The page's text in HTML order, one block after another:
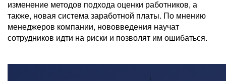
изменение методов подхода оценки работников, а
также, новая система заработной платы. По мнению
менеджеров компании, нововведения научат
сотрудников идти на риски и позволят им ошибаться.